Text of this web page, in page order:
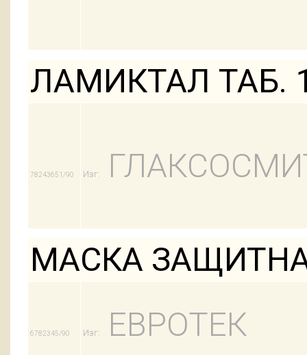
ЛАМИКТАЛ ТАБ.
78243651/90 Изг:
МАСКА
6782345/90 Изг:
ЕВРОТЕК